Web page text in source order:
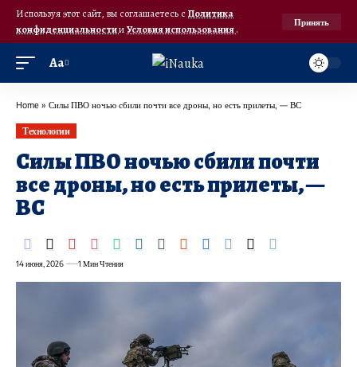
Используя этот сайт, вы соглашаетесь с Политика
конфиденциальностииУсловия использования.
Принять
Аа
Home » Силы ПВО ночью сбили почти все дроны, но есть прилеты, — ВС
Технологии
Силы ПВО ночью сбили почти
все дроны, но есть прилеты, —
ВС
14 июня, 2026 1 Мин Чтения